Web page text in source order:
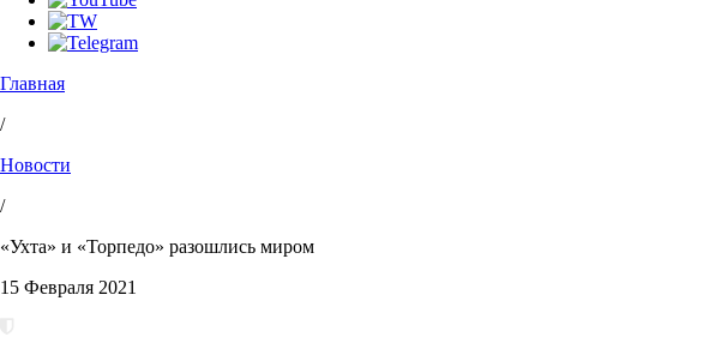
Главная
/
Новости
/
«Ухта» и «Торпедо» разошлись миром
15 Февраля 2021